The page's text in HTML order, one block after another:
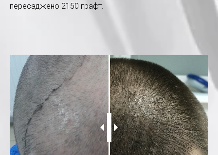
пересаджено 2150 графт.